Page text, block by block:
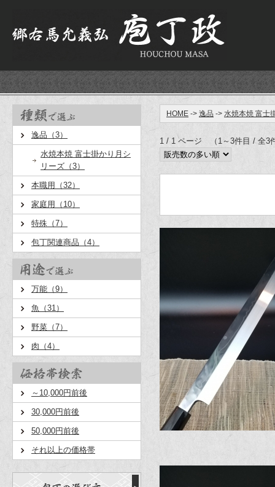
逸品（3）
水焼本焼 富士掛かり月シ
リーズ（3）
本職用（32）
家庭用（10）
特殊（7）
包丁関連商品（4）
万能（9）
魚（31）
野菜（7）
肉（4）
～10,000円前後
30,000円前後
50,000円前後
それ以上の価格帯
HOME -> 逸品 -> 水焼本焼 富士
1 / 1 ページ （1～3件目 / 全3